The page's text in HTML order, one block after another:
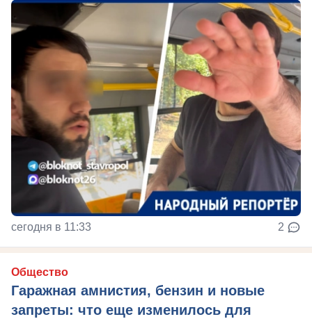
сегодня в 11:33 2
Общество
Гаражная амнистия, бензин и новые
запреты: что еще изменилось для